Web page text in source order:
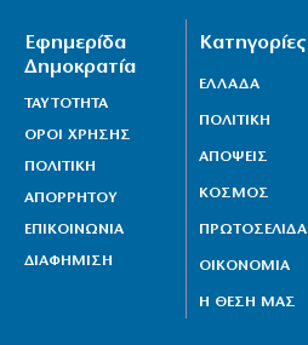
Εφημερίδα
Δημοκρατία
ΤΑΥΤΟΤΗΤΑ
ΟΡΟΙ ΧΡΗΣΗΣ
ΠΟΛΙΤΙΚΗ
ΑΠΟΡΡΗΤΟΥ
ΕΠΙΚΟΙΝΩΝΙΑ
ΔΙΑΦΗΜΙΣΗ
Κατηγορίες
ΕΛΛΑΔΑ
ΠΟΛΙΤΙΚΗ
ΑΠΟΨΕΙΣ
ΚΟΣΜΟΣ
ΠΡΩΤΟΣΕΛΙΔΑ
ΟΙΚΟΝΟΜΙΑ
Η ΘΕΣΗ ΜΑΣ